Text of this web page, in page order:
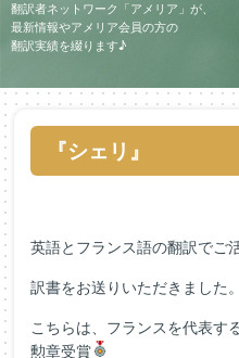
翻訳者ネットワーク「アメリア」が、
最新情報やアメリア会員の方の
翻訳実績を綴ります♪
『シェリ』
英語とフランス語の翻訳でご
訳書をお送りいただきました。
こちらは、フランスを代表す
勲章受賞